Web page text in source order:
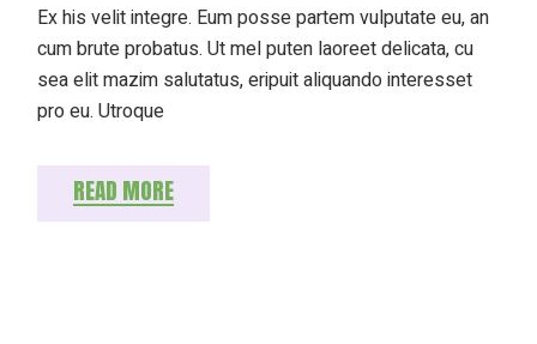
Ex his velit integre. Eum posse partem vulputate eu, an
cum brute probatus. Ut mel puten laoreet delicata, cu
sea elit mazim salutatus, eripuit aliquando interesset
pro eu. Utroque
READ MORE